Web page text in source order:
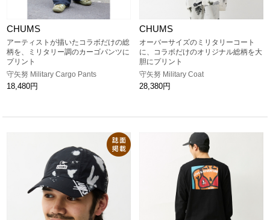
CHUMS
アーティストが描いたコラボだけの総
柄を、ミリタリー調のカーゴパンツに
プリント
守矢努 Military Cargo Pants
18,480円
CHUMS
オーバーサイズのミリタリーコート
に、コラボだけのオリジナル総柄を大
胆にプリント
守矢努 Military Coat
28,380円